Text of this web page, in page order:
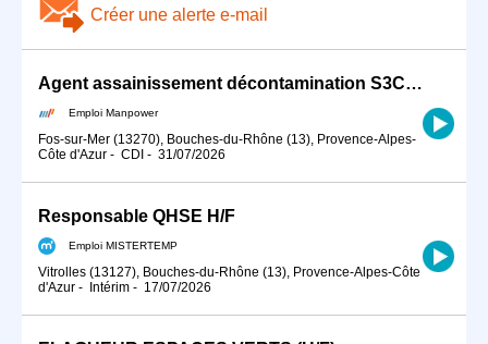
Créer une alerte e-mail
Agent assainissement décontamination S3C (H/F)
Emploi Manpower
Fos-sur-Mer (13270), Bouches-du-Rhône (13), Provence-Alpes-
Côte d'Azur - CDI - 31/07/2026
Responsable QHSE H/F
Emploi MISTERTEMP
Vitrolles (13127), Bouches-du-Rhône (13), Provence-Alpes-Côte
d'Azur - Intérim - 17/07/2026